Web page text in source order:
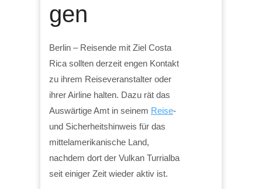
gen
Berlin – Reisende mit Ziel Costa
Rica sollten derzeit engen Kontakt
zu ihrem Reiseveranstalter oder
ihrer Airline halten. Dazu rät das
Auswärtige Amt in seinem Reise-
und Sicherheitshinweis für das
mittelamerikanische Land,
nachdem dort der Vulkan Turrialba
seit einiger Zeit wieder aktiv ist.